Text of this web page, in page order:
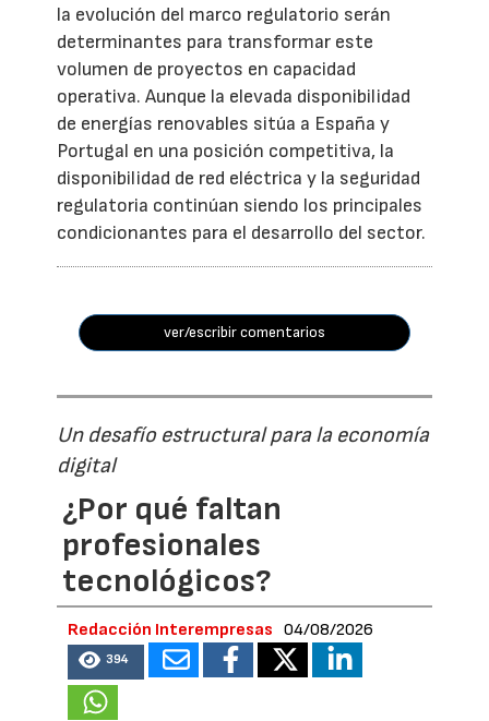
la evolución del marco regulatorio serán
determinantes para transformar este
volumen de proyectos en capacidad
operativa. Aunque la elevada disponibilidad
de energías renovables sitúa a España y
Portugal en una posición competitiva, la
disponibilidad de red eléctrica y la seguridad
regulatoria continúan siendo los principales
condicionantes para el desarrollo del sector.
ver/escribir comentarios
Un desafío estructural para la economía
digital
¿Por qué faltan
profesionales
tecnológicos?
Redacción Interempresas 04/08/2026
394